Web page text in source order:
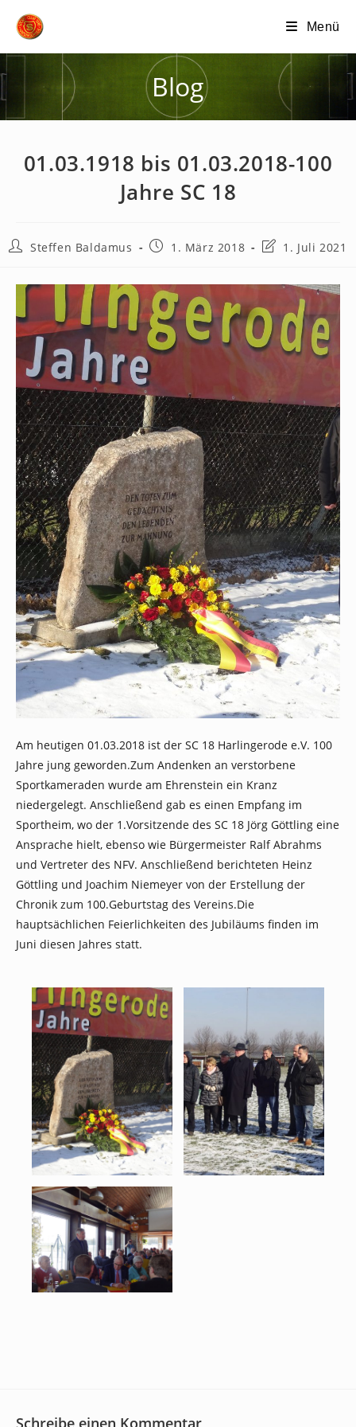
Inhalt
Menü
Blog
01.03.1918 bis 01.03.2018-100
Jahre SC 18
Beitrags-
Steffen Baldamus
Beitrag1. März 2018
Beitrag
am:
1. Juli 2021
Am heutigen 01.03.2018 ist der SC 18 Harlingerode e.V. 100
Jahre jung geworden.Zum Andenken an verstorbene
Sportkameraden wurde am Ehrenstein ein Kranz
niedergelegt. Anschließend gab es einen Empfang im
Sportheim, wo der 1.Vorsitzende des SC 18 Jörg Göttling eine
Ansprache hielt, ebenso wie Bürgermeister Ralf Abrahms
und Vertreter des NFV. Anschließend berichteten Heinz
Göttling und Joachim Niemeyer von der Erstellung der
Chronik zum 100.Geburtstag des Vereins.Die
hauptsächlichen Feierlichkeiten des Jubiläums finden im
Juni diesen Jahres statt.
Schreibe einen Kommentar